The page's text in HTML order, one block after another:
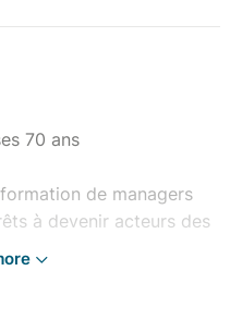
70 ans
de managers
à devenir acteurs des